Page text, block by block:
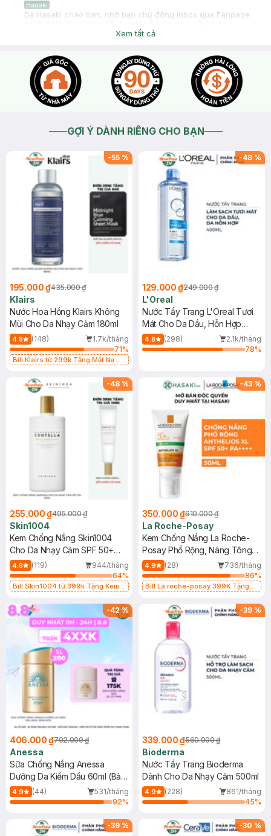
Hasaki
Dạ Hasaki chào bạn, nhờ bạn chủ động inbox qua Fanpage
Xem tất cả
GỢI Ý DÀNH RIÊNG CHO BẠN
-55 %
195.000 ₫435.000 ₫
Klairs
Nước Hoa Hồng Klairs Không
Mùi Cho Da Nhạy Cảm 180ml
4.8 (148)
1.7k/tháng
71%
Bill Klairs từ 299k Tặng Mặt Nạ
25ml (SL Có Hạn)
-48 %
129.000 ₫249.000 ₫
L'Oreal
Nước Tẩy Trang L'Oreal Tươi
Mát Cho Da Dầu, Hỗn Hợp
400ml
4.8 (298)
2.1k/tháng
78%
-48 %
255.000 ₫495.000 ₫
Skin1004
Kem Chống Nắng Skin1004
Cho Da Nhạy Cảm SPF 50+
50ml
4.8 (119)
944/tháng
64%
Bill Skin1004 từ 399k Tặng Kem
SPF 50+ 20ml (SL Có Hạn)
-43 %
350.000 ₫610.000 ₫
La Roche-Posay
Kem Chống Nắng La Roche-
Posay Phổ Rộng, Nâng Tông
Kiềm Dầu 50ml
4.9 (28)
736/tháng
86%
Bill La roche-posay 399K Tặng
(SL có hạn)
-42%
406.000 ₫702.000 ₫
Anessa
Sữa Chống Nắng Anessa
Dưỡng Da Kiềm Dầu 60ml (Bản
Mới)
4.9 (44)
531/tháng
92%
-39 %
339.000 ₫560.000 ₫
Bioderma
Nước Tẩy Trang Bioderma
Dành Cho Da Nhạy Cảm 500ml
4.9 (228)
861/tháng
45%
-39 % -30 %